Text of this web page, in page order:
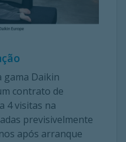
gama Daikin
contrato de
4 visitas na
previsivelmente
após arranque